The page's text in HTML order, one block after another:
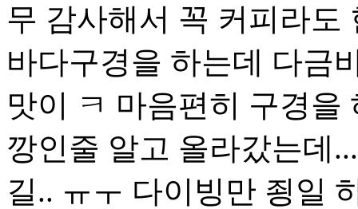
무 감사해서 꼭 커피라도
바다구경을 하는데 다금
맛이 ㅋ 마음편히 구경을
깡인줄 알고 올라갔는데
길.. ㅠㅜ 다이빙만 죙일